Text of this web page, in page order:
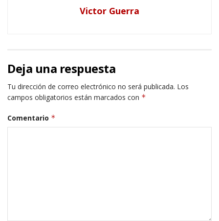
Victor Guerra
Deja una respuesta
Tu dirección de correo electrónico no será publicada. Los
campos obligatorios están marcados con *
Comentario *